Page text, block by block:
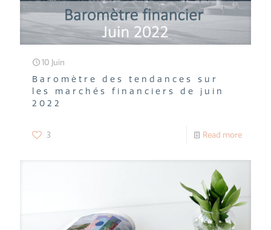
10 Juin
Baromètre des tendances sur
les marchés financiers de juin
2022
3 Read more